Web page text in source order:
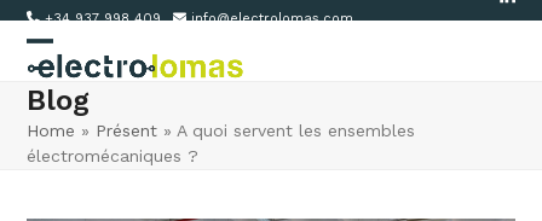
Skip
content
+34 937 998 409 info@electrolomas.com
Open
mobile
menu
Close
mobile
menu
Blog
Home » Présent » A quoi servent les ensembles
électromécaniques ?